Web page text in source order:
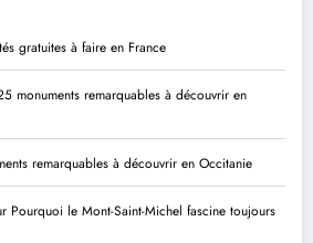
gratuites à faire en France
monuments remarquables à découvrir en
remarquables à découvrir en Occitanie
Pourquoi le Mont-Saint-Michel fascine toujours